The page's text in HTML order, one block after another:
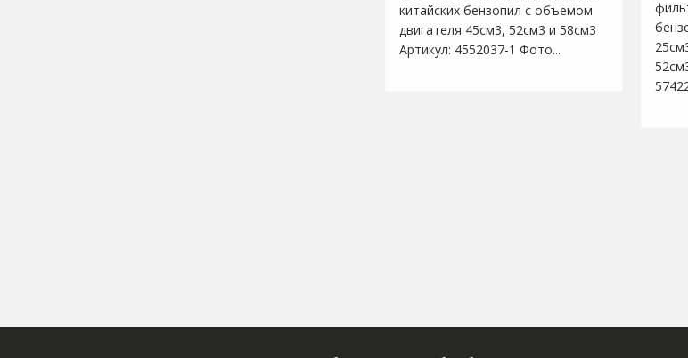
китайских бензопил с объемом
двигателя 45см3, 52см3 и 58см3
Артикул: 4552037-1 Фото...